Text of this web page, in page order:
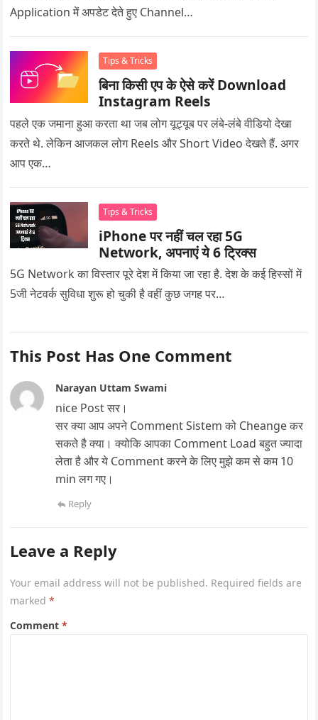
Application में अपडेट देते हुए Channel…
Tips & Tricks
बिना किसी एप के ऐसे करें Download
Instagram Reels
पहले एक जमाना हुआ करता था जब लोग यूट्यूब पर लंबे-लंबे वीडियो देखा
करते थे. लेकिन आजकल लोग Reels और Short Video देखते हैं. अगर
आप एक…
Tips & Tricks
iPhone पर नहीं चल रहा 5G
Network, अपनाएं ये 6 ट्रिक्स
5G Network का विस्तार पूरे देश में किया जा रहा है. देश के कई हिस्सों में
5जी नेटवर्क सुविधा शुरू हो चुकी है वहीं कुछ जगह पर…
This Post Has One Comment
Narayan Uttam Swami
nice Post सर।
सर क्या आप अपने Comment Sistem को Cheange कर
सकते है क्या। क्योकि आपका Comment Load बहुत ज्यादा
लेता है और ये Comment करने के लिए मुझे कम से कम 10
min लग गए।
Reply
Leave a Reply
Your email address will not be published. Required fields are
marked*
Comment*